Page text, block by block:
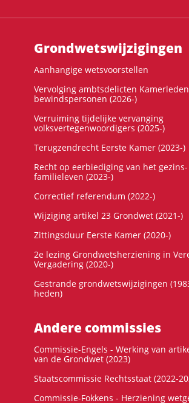
Grondwets­wijzigingen
Aanhangige wetsvoorstellen
Vervolging ambtsdelicten
bewindspersonen (2026-)
Verruiming tijdelijke vervanging
volksvertegenwoordigers (2025-)
Terugzendrecht Eerste Kamer (2023-)
Recht op eerbiediging van het
familieleven (2023-)
Correctief referendum (2022-)
Wijziging artikel 23 Grondwet (2021-)
Zittingsduur Eerste Kamer (2020-)
2e lezing Grondwetsherziening in
Vergadering (2020-)
Gestrande grondwetswijzigingen
heden)
Andere commissies
Commissie-Engels - Werking van
van de Grondwet (2023)
Staatscommissie Rechtsstaat (2022-
Commissie-Fokkens - Herziening